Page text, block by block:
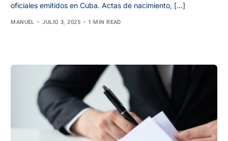
oficiales emitidos en Cuba. Actas de nacimiento, […]
MANUEL
JULIO 3, 2025 1 MIN READ